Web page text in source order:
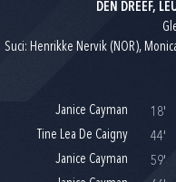
DEN DREEF,
Suci: Henrikke Nervik (NOR),
Janice Cayman
18'
Tine Lea De Caigny
44'
Janice Cayman
59'